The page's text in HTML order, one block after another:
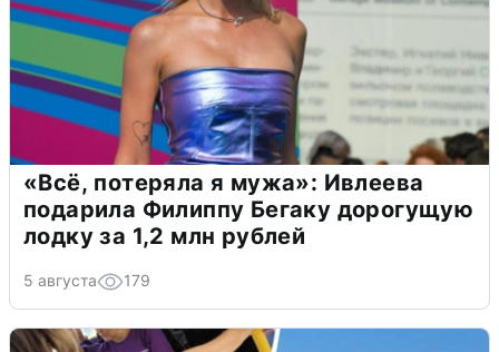
«Всё, потеряла я мужа»: Ивлеева
подарила Филиппу Бегаку дорогущую
лодку за 1,2 млн рублей
5 августа 179